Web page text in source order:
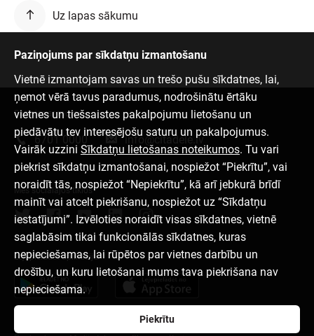
Uz lapas sākumu
Paziņojums par sīkdatņu izmantošanu
Vietnē izmantojam savas un trešo pušu sīkdatnes, lai,
ņemot vērā tavus paradumus, nodrošinātu ērtāku
vietnes un tiešsaistes pakalpojumu lietošanu un
piedāvātu tev interesējošu saturu un pakalpojumus.
Vairāk uzzini Sīkdatņu lietošanas noteikumos. Tu vari
piekrist sīkdatņu izmantošanai, nospiežot “Piekrītu”, vai
noraidīt tās, nospiežot “Nepiekrītu”, kā arī jebkurā brīdī
mainīt vai atcelt piekrišanu, nospiežot uz “Sīkdatņu
iestatījumi”. Izvēloties noraidīt visas sīkdatnes, vietnē
saglabāsim tikai funkcionālās sīkdatnes, kuras
nepieciešamas, lai rūpētos par vietnes darbību un
drošību, un kuru lietošanai mums tava piekrišana nav
nepieciešama.
Piekrītu
Sazinies ar mums
6701 0000 info@citadele.lv
Mēs sociālajos tīklos
Lejupielādēt aplikāciju